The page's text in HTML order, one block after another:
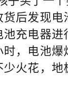
货后发现电
充电器进
时，电池爆
火花，地